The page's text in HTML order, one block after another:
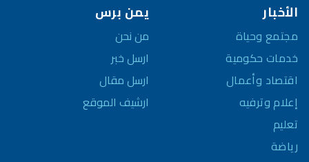
الأخبار
مجتمع وحياة
خدمات حكومية
اقتصاد وأعمال
إعلام وترفيه
تعليم
رياضة
يمن برس
من نحن
ارسل خبر
ارسل مقال
ارشيف الموقع